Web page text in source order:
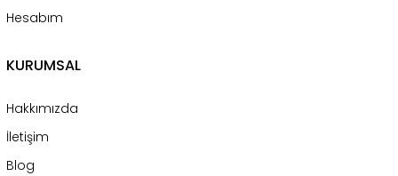
Hesabım
KURUMSAL
Hakkımızda
İletişim
Blog